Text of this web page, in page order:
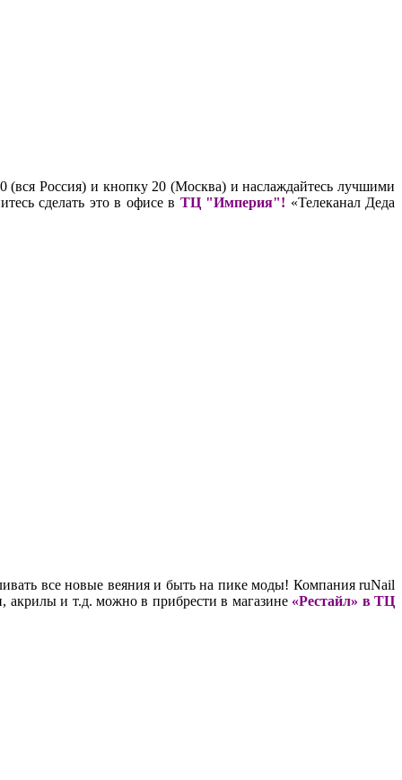
Россия) и кнопку 20 (Москва) и наслаждайтесь лучшими
сделать это в офисе в ТЦ "Империя"! «Телеканал Деда
все новые веяния и быть на пике моды! Компания ruNail
акрилы и т.д. можно в прибрести в магазине «Рестайл» в ТЦ